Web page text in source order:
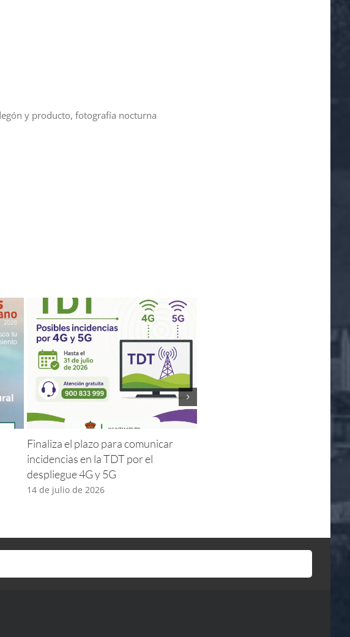
y producto, fotografía nocturna
Finaliza el plazo para comunicar
incidencias en la TDT por el
despliegue 4G y 5G
14 de julio de 2026
Horarios de apertura y visitas
guiadas Iglesia – Verano 2026